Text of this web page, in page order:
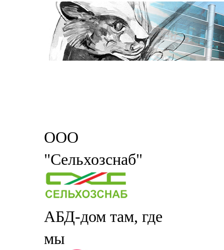
ООО
"Сельхозснаб"
АБД-дом там, где
мы